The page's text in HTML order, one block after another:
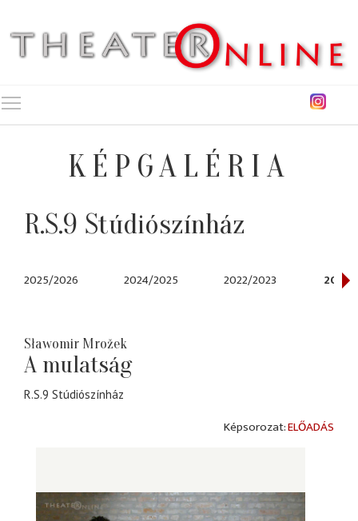
KÉPGALÉRIA
R.S.9 Stúdiószínház
2025/2026 2024/2025 2022/2023
Sławomir Mrožek
A mulatság
R.S.9 Stúdiószínház
ELŐADÁS